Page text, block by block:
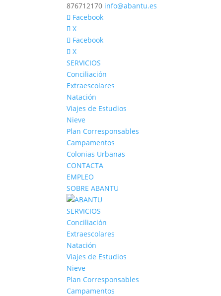
876712170 info@abantu.es
Facebook
X
Facebook
X
SERVICIOS
Conciliación
Extraescolares
Natación
Viajes de Estudios
Nieve
Plan Corresponsables
Campamentos
Colonias Urbanas
CONTACTA
EMPLEO
SOBRE ABANTU
SERVICIOS
Conciliación
Extraescolares
Natación
Viajes de Estudios
Nieve
Plan Corresponsables
Campamentos